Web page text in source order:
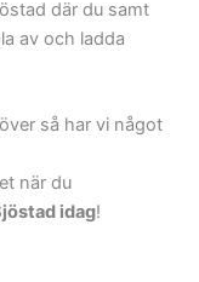
Allé,
där du samt
av och ladda
så har vi något
när du
idag!